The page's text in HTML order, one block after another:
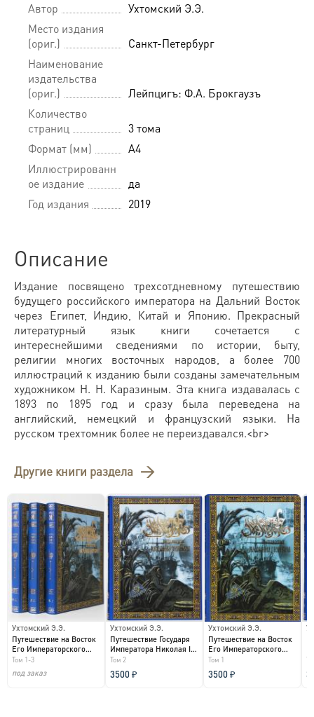
Автор
Ухтомский Э.Э.
Место издания
(ориг.)
Санкт-Петербург
Наименование
издательства
(ориг.)
Лейпцигъ: Ф.А. Брокгаузъ
Количество
страниц
3 тома
Формат (мм)
A4
Иллюстрированн
ое издание
да
Год издания
2019
Описание
Издание посвящено трехсотдневному путешествию
будущего российского императора на Дальний Восток
через Египет, Индию, Китай и Японию. Прекрасный
литературный язык книги сочетается с
интереснейшими сведениями по истории, быту,
религии многих восточных народов, а более 700
иллюстраций к изданию были созданы замечательным
художником Н. Н. Каразиным. Эта книга издавалась с
1893 по 1895 год и сразу была переведена на
английский, немецкий и французский языки. На
русском трехтомник более не переиздавался.<br>
Другие книги раздела
Ухтомский Э.Э.
Путешествие на Восток
Его Императорского
Высочества Государя...
Том 1-3
под заказ
Ухтомский Э.Э.
Путешествие Государя
Императора Николая II
на Восток...
Том 2
3500 ₽
Ухтомский Э.Э.
Путешествие на Восток
Его Императорского
Высочества Государя...
Том 1
3500 ₽